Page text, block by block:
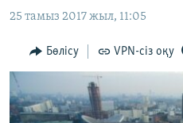
Navigation
Search
АДАМ ҚҰҚЫҚТАРЫ
ӘЛЕУМЕТ
ӘЛЕМ
АРНАЙЫ ЖОБАЛАР
25 тамыз 2017 жыл, 11:05
Бөлісу VPN-сіз оқу